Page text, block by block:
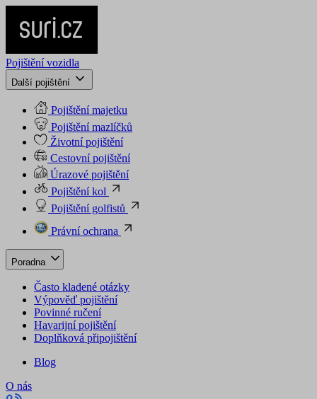
Pojištění vozidla
Další pojištění
Pojištění majetku
Pojištění mazlíčků
Životní pojištění
Cestovní pojištění
Úrazové pojištění
Pojištění kol
Pojištění golfistů
Právní ochrana
Poradna
Často kladené otázky
Výpověď pojištění
Povinné ručení
Havarijní pojištění
Doplňková připojištění
Blog
O nás